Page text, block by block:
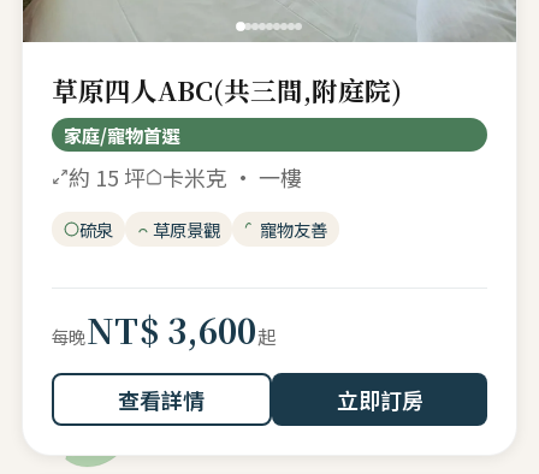
草原四人ABC(共三間,附庭院)
家庭/寵物首選
約 15 坪 卡米克 · 一樓
硫泉 草原景觀 寵物友善
每晚NT$ 3,600起
查看詳情 立即訂房